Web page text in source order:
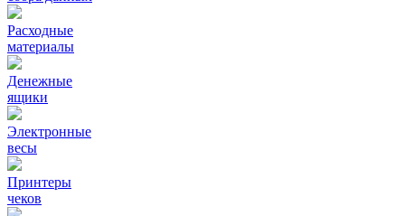
Расходные
материалы
Денежные
ящики
Электронные
весы
Принтеры
чеков